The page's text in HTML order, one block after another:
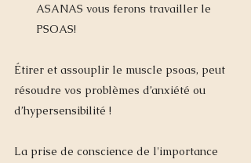
ASANAS vous ferons travailler le
PSOAS!
Étirer et assouplir le muscle psoas, peut
résoudre vos problèmes d’anxiété ou
d’hypersensibilité !
La prise de conscience de l'importance